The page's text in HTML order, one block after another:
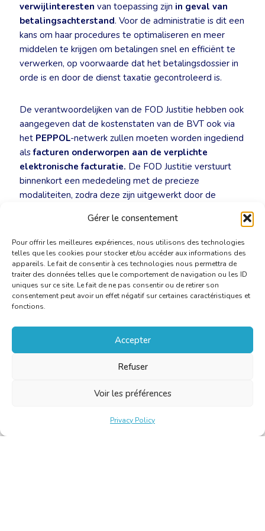
Gérer le consentement
Pour offrir les meilleures expériences, nous utilisons des technologies
telles que les cookies pour stocker et/ou accéder aux informations des
appareils. Le fait de consentir à ces technologies nous permettra de
traiter des données telles que le comportement de navigation ou les ID
uniques sur ce site. Le fait de ne pas consentir ou de retirer son
consentement peut avoir un effet négatif sur certaines caractéristiques et
fonctions.
Accepter
Refuser
Voir les préférences
Privacy Policy
verwijlinteresten van toepassing zijn in geval van
betalingsachterstand. Voor de administratie is dit een
kans om haar procedures te optimaliseren en meer
middelen te krijgen om betalingen snel en efficiënt te
verwerken, op voorwaarde dat het betalingsdossier in
orde is en door de dienst taxatie gecontroleerd is.
De verantwoordelijken van de FOD Justitie hebben ook
aangegeven dat de kostenstaten van de BVT ook via
het PEPPOL-netwerk zullen moeten worden ingediend
alsfacturen onderworpen aan de verplichte
elektronische facturatie. De FOD Justitie verstuurt
binnenkort een mededeling met de precieze
modaliteiten, zodra deze zijn uitgewerkt door de
met de bevoegde administratie.